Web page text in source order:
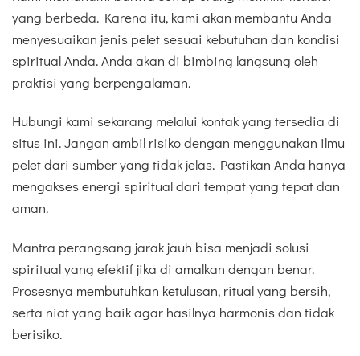
yang berbeda. Karena itu, kami akan membantu Anda
menyesuaikan jenis pelet sesuai kebutuhan dan kondisi
spiritual Anda. Anda akan di bimbing langsung oleh
praktisi yang berpengalaman.
Hubungi kami sekarang melalui kontak yang tersedia di
situs ini. Jangan ambil risiko dengan menggunakan ilmu
pelet dari sumber yang tidak jelas. Pastikan Anda hanya
mengakses energi spiritual dari tempat yang tepat dan
aman.
Mantra perangsang jarak jauh bisa menjadi solusi
spiritual yang efektif jika di amalkan dengan benar.
Prosesnya membutuhkan ketulusan, ritual yang bersih,
serta niat yang baik agar hasilnya harmonis dan tidak
berisiko.